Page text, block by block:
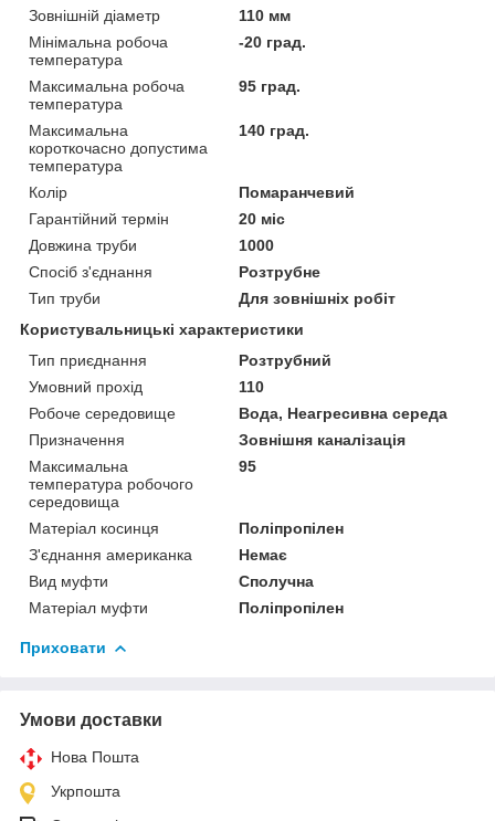
Зовнішній діаметр
110 мм
Мінімальна робоча
температура
-20 град.
Максимальна робоча
температура
95 град.
Максимальна
короткочасно допустима
температура
140 град.
Колір
Помаранчевий
Гарантійний термін
20 міс
Довжина труби
1000
Спосіб з'єднання
Розтрубне
Тип труби
Для зовнішніх робіт
Користувальницькі характеристики
Тип приєднання
Розтрубний
Умовний прохід
110
Робоче середовище
Вода, Неагресивна середа
Призначення
Зовнішня каналізація
Максимальна
температура робочого
середовища
95
Матеріал косинця
Поліпропілен
З'єднання американка
Немає
Вид муфти
Сполучна
Матеріал муфти
Поліпропілен
Приховати
Умови доставки
Нова Пошта
Укрпошта